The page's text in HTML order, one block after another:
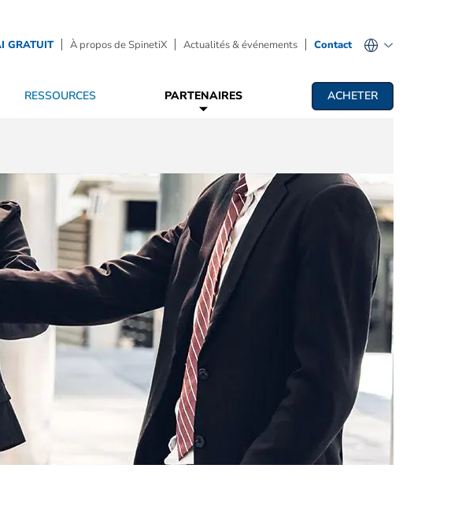
GRATUIT À propos de SpinetiX Actualités & événements Contact
RESSOURCES PARTENAIRES ACHETER